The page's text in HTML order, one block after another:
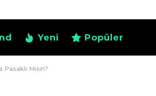
Yeni Popüler
Mısın?